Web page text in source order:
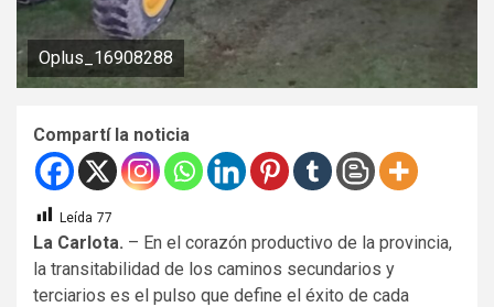
Oplus_16908288
Compartí la noticia
Leída 77
La Carlota. – En el corazón productivo de la provincia,
la transitabilidad de los caminos secundarios y
terciarios es el pulso que define el éxito de cada